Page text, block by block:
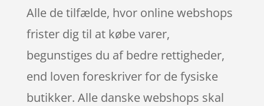
Alle de tilfælde, hvor online webshops
frister dig til at købe varer,
begunstiges du af bedre rettigheder,
end loven foreskriver for de fysiske
butikker. Alle danske webshops skal